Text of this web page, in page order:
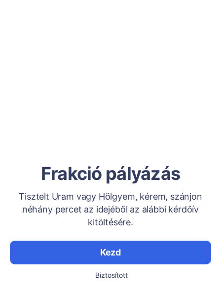
Frakció pályázás
Tisztelt Uram vagy Hölgyem, kérem, szánjon
néhány percet az idejéből az alábbi kérdőív
kitöltésére.
Kezd
Biztosított